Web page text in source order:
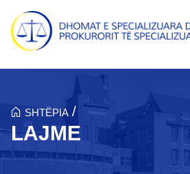
Skip to main content
SHTËPIA /
LAJME